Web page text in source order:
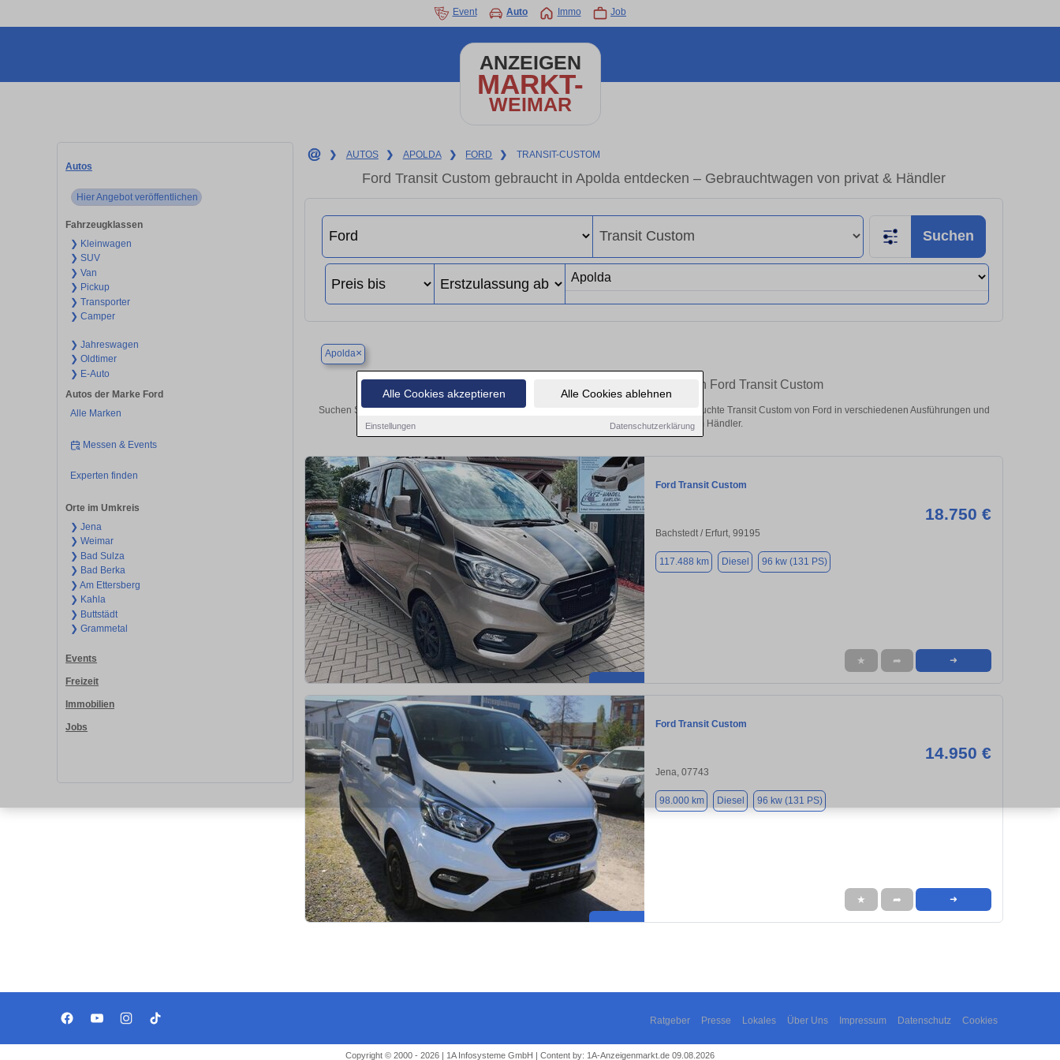
Alle Cookies akzeptieren Alle Cookies ablehnen
Einstellungen Datenschutzerklärung
Event Auto Immo Job
ANZEIGEN
MARKT-
WEIMAR
Autos
Hier Angebot veröffentlichen
Fahrzeugklassen
❯ Kleinwagen
❯ SUV
❯ Van
❯ Pickup
❯ Transporter
❯ Camper
❯ Jahreswagen
❯ Oldtimer
❯ E-Auto
Autos der Marke Ford
Alle Marken
Messen & Events
Experten finden
Orte im Umkreis
❯ Jena
❯ Weimar
❯ Bad Sulza
❯ Bad Berka
❯ Am Ettersberg
❯ Kahla
❯ Buttstädt
❯ Grammetal
Events
Freizeit
Immobilien
Jobs
❯ AUTOS ❯ APOLDA ❯ FORD ❯ TRANSIT-CUSTOM
Ford Transit Custom gebraucht in Apolda entdecken – Gebrauchtwagen von privat & Händler
Suchen
Apolda×
Finden Sie in Apolda Ihren gebrauchten Ford Transit Custom
Suchen Sie in Apolda einen Ford Transit Custom Gebrauchtwagen? Entdecken Sie gebrauchte Transit Custom von Ford in verschiedenen Ausführungen und
Preisklassen von privat und vom Händler.
Ford Transit Custom
18.750 €
Bachstedt / Erfurt, 99195
117.488 km Diesel 96 kw (131 PS)
★ ➦ ➜
Ford Transit Custom
14.950 €
Jena, 07743
98.000 km Diesel 96 kw (131 PS)
★ ➦ ➜
Ratgeber Presse Lokales Über Uns Impressum Datenschutz Cookies
Copyright © 2000 - 2026 | 1A Infosysteme GmbH | Content by: 1A-Anzeigenmarkt.de 09.08.2026